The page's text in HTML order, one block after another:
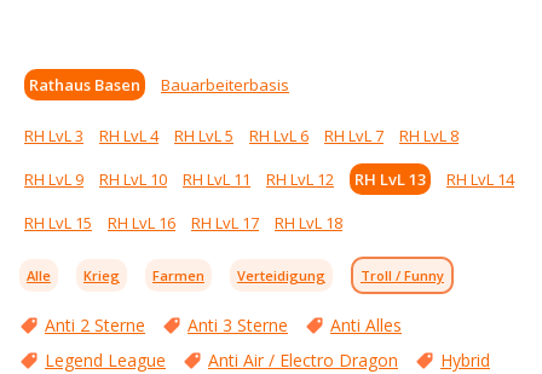
Rathaus Basen Bauarbeiterbasis
RH LvL 3 RH LvL 4 RH LvL 5 RH LvL 6 RH LvL 7
RH LvL 8
RH LvL 9
RH LvL 10 RH LvL 11 RH LvL 12 RH LvL 13
RH LvL 14
RH LvL 15
RH LvL 16 RH LvL 17 RH LvL 18
Alle Krieg Farmen Verteidigung Troll / Funny
Anti 2 Sterne Anti 3 Sterne
Anti Alles
Legend League
Anti Air / Electro Dragon Hybrid